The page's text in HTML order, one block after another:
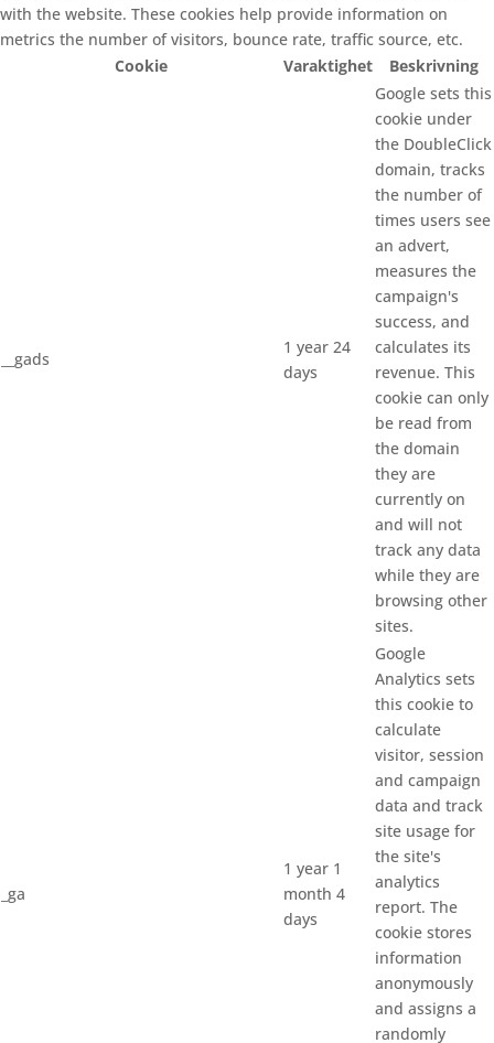
with the website. These cookies help provide information on
metrics the number of visitors, bounce rate, traffic source, etc.
Cookie
Varaktighet Beskrivning
__gads
1 year 24
days
Google sets this
cookie under
the DoubleClick
domain, tracks
the number of
times users see
an advert,
measures the
campaign's
success, and
calculates its
revenue. This
cookie can only
be read from
the domain
they are
currently on
and will not
track any data
while they are
browsing other
sites.
_ga
1 year 1
month 4
days
Google
Analytics sets
this cookie to
calculate
visitor, session
and campaign
data and track
site usage for
the site's
analytics
report. The
cookie stores
information
anonymously
and assigns a
randomly